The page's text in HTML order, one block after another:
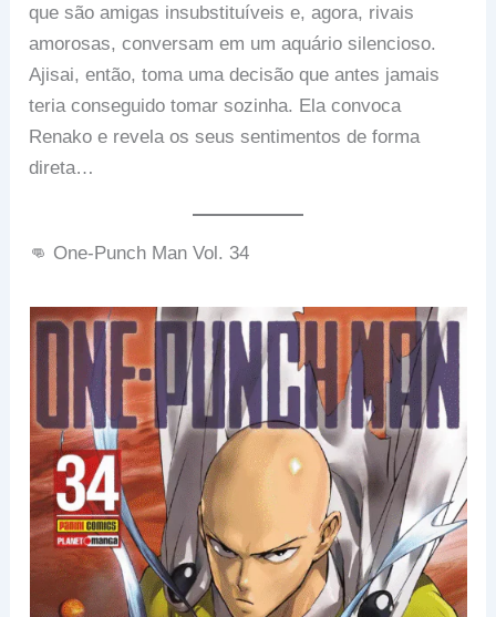
que são amigas insubstituíveis e, agora, rivais
amorosas, conversam em um aquário silencioso.
Ajisai, então, toma uma decisão que antes jamais
teria conseguido tomar sozinha. Ela convoca
Renako e revela os seus sentimentos de forma
direta…
👊 One-Punch Man Vol. 34